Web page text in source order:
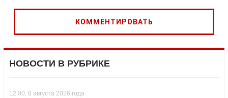
НОВОСТИ В РУБРИКЕ
12:00, 8 августа 2026 года